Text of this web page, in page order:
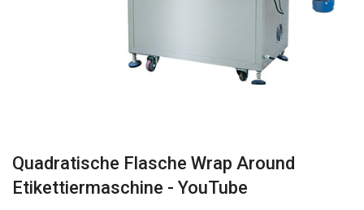
Quadratische Flasche Wrap Around
Etikettiermaschine - YouTube